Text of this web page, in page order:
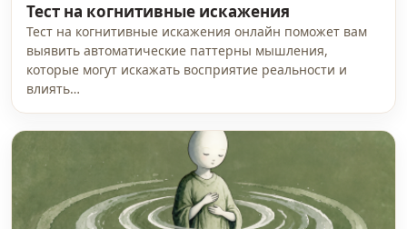
Тест на когнитивные искажения
Тест на когнитивные искажения онлайн поможет вам
выявить автоматические паттерны мышления,
которые могут искажать восприятие реальности и
влиять…